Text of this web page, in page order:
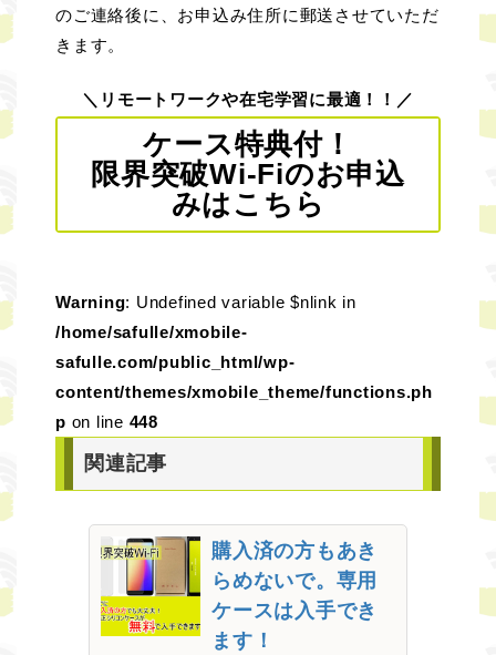
のご連絡後に、お申込み住所に郵送させていただ
きます。
＼リモートワークや在宅学習に最適！！／
ケース特典付！
限界突破Wi-Fiのお申込
みはこちら
Warning: Undefined variable $nlink in
/home/safulle/xmobile-
safulle.com/public_html/wp-
content/themes/xmobile_theme/functions.ph
p on line 448
関連記事
購入済の方もあき
らめないで。専用
ケースは入手でき
ます！